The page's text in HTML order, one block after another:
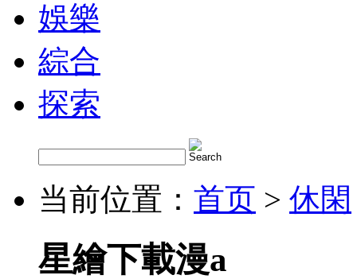
娛樂
綜合
探索
当前位置： 首页 > 休閑
星繪下載漫a